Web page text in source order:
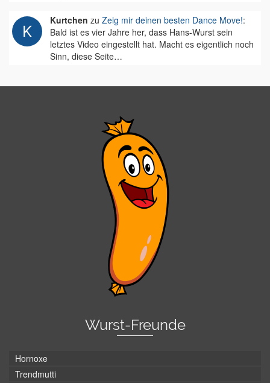
Kurtchen zu Zeig mir deinen besten Dance Move!:
Bald ist es vier Jahre her, dass Hans-Wurst sein
letztes Video eingestellt hat. Macht es eigentlich noch
Sinn, diese Seite…
Wurst-Freunde
Hornoxe
Trendmutti